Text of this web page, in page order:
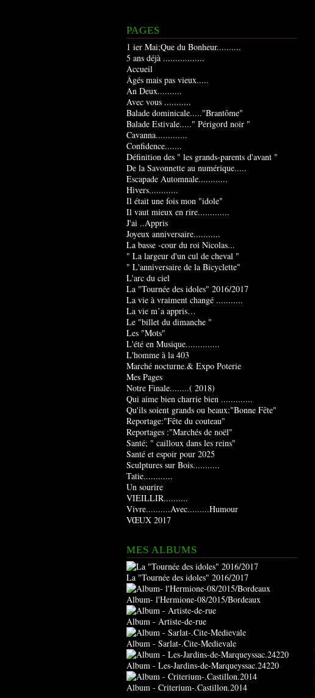
PAGES
1 ier Mai;Que du Bonheur..........
5 ans déjà .................
Accueil
Âgés mais pas vieux.....
An Deux..........
Avec vous ...........
Balade dominicale....."Brantôme"
Balade Estivale....." Périgord noir "
Cavanna.............
Confidence.......
Définition des " les grands-parents d'avant "
De la Savonnette au numérique.....
Escapade Automnale............
Hivers............
Il était une fois mon "idole"
Il vaut mieux en rire.............
J'ai ..Appris
Joyeux anniversaire...........
La basse -cour du roi Nicolas...
" La largeur d'un cul de cheval "
" L'anniversaire de la Bicyclette"
L'arc du ciel
La "Tournée des idoles" 2016/2017
La vie à vraiment changé ...........
La vie m’a appris…
Le "billet du dimanche "
Les "Mots"
L'été en Musique..............
L'homme à la 403
Marché nocturne.& Expo Poterie
Mes Pages
Notre Finale........( 2018)
Qui aime bien charrie bien .............
Qu'ils soient grands ou beaux:"Bonne Fête"
Reportage:"Fête du couteau"
Reportages :"Marchés de noël"
Santé; " cailloux dans les reins"
Santé et espoir pour 2025
Sculptures sur Bois...........
Tatie............
Un sourire
VIEILLIR..........
Vivre..........Avec.........Humour
VŒUX 2017
MES ALBUMS
La "Tournée des idoles" 2016/2017
Album- l'Hermione-08/2015/Bordeaux
Album - Artiste-de-rue
Album - Sarlat-.Cite-Medievale
Album - Les-Jardins-de-Marqueyssac.24220
Album - Criterium-.Castillon.2014